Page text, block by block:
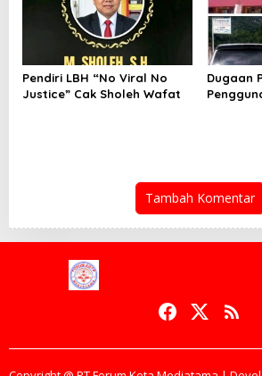
Pendiri LBH “No Viral No
Justice” Cak Sholeh Wafat
Dugaan
Tambah Komentar